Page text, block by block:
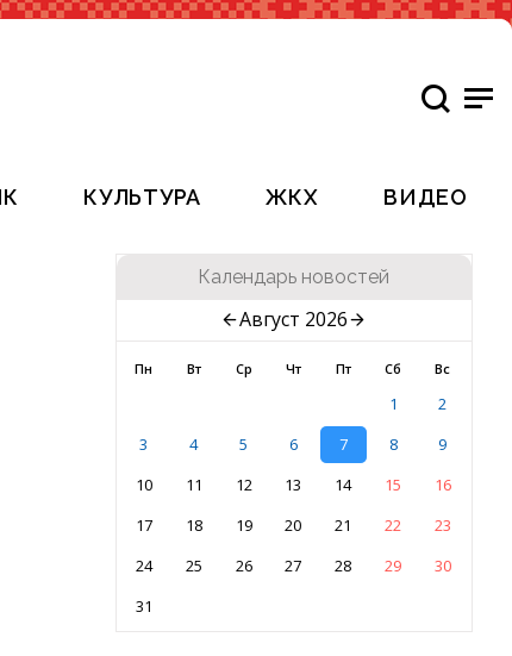
КУЛЬТУРА ЖКХ ВИДЕО
Календарь новостей
Август 2026
Пн Вт Ср Чт Пт Сб Вс
1
2
3
4 5 6 7 8
9
10
11 12 13 14 15
16
17
18 19 20 21 22
23
24
25 26 27 28 29
30
31